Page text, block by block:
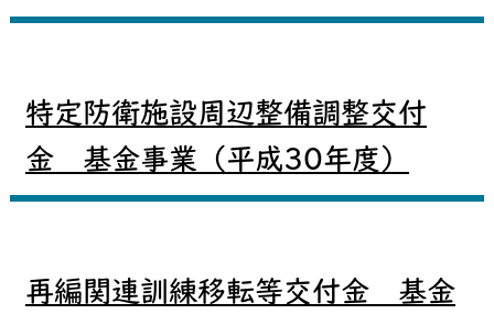
特定防衛施設周辺整備調整交付
金 基金事業（平成30年度）
再編関連訓練移転等交付金 基金